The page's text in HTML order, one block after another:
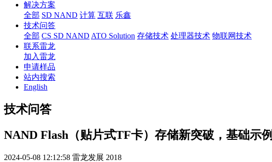
解决方案
全部 SD NAND 计算 互联 乐鑫
技术问答
全部 CS SD NAND ATO Solution 存储技术 处理器技术 物联网技术
联系雷龙
加入雷龙
申请样品
站内搜索
English
技术问答
NAND Flash（贴片式TF卡）存储新突破，基础示例
2024-05-08 12:12:58 雷龙发展 2018